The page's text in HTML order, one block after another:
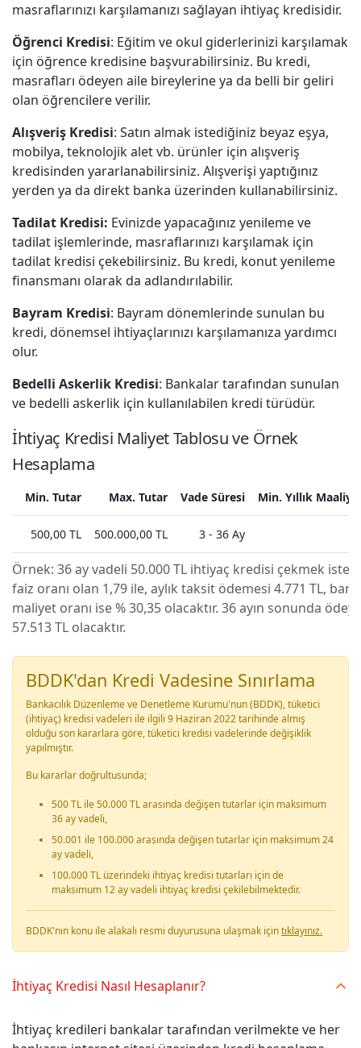
masraflarınızı karşılamanızı sağlayan ihtiyaç kredisidir.
Öğrenci Kredisi: Eğitim ve okul giderlerinizi karşılamak
için öğrence kredisine başvurabilirsiniz. Bu kredi,
masrafları ödeyen aile bireylerine ya da belli bir geliri
olan öğrencilere verilir.
Alışveriş Kredisi: Satın almak istediğiniz beyaz eşya,
mobilya, teknolojik alet vb. ürünler için alışveriş
kredisinden yararlanabilirsiniz. Alışverişi yaptığınız
yerden ya da direkt banka üzerinden kullanabilirsiniz.
Tadilat Kredisi: Evinizde yapacağınız yenileme ve
tadilat işlemlerinde, masraflarınızı karşılamak için
tadilat kredisi çekebilirsiniz. Bu kredi, konut yenileme
finansmanı olarak da adlandırılabilir.
Bayram Kredisi: Bayram dönemlerinde sunulan bu
kredi, dönemsel ihtiyaçlarınızı karşılamanıza yardımcı
olur.
Bedelli Askerlik Kredisi: Bankalar tarafından sunulan
ve bedelli askerlik için kullanılabilen kredi türüdür.
İhtiyaç Kredisi Maliyet Tablosu ve Örnek
Hesaplama
Örnek: 36 ay vadeli 50.000 TL ihtiyaç kredisi çekmek
faiz oranı olan 1,79 ile, aylık taksit ödemesi 4.771 TL,
maliyet oranı ise % 30,35 olacaktır. 36 ayın sonunda
57.513 TL olacaktır.
Min. Tutar Max. Tutar Vade Süresi Min. Yıllık
500,00 TL 500.000,00 TL 3 - 36 Ay
BDDK'dan Kredi Vadesine Sınırlama
Bankacılık Düzenleme ve Denetleme Kurumu'nun (BDDK), tüketici
(ihtiyaç) kredisi vadeleri ile ilgili 9 Haziran 2022 tarihinde almış
olduğu son kararlara göre, tüketici kredisi vadelerinde değişiklik
yapılmıştır.
Bu kararlar doğrultusunda;
500 TL ile 50.000 TL arasında değişen tutarlar için maksimum
36 ay vadeli,
50.001 ile 100.000 arasında değişen tutarlar için maksimum 24
ay vadeli,
100.000 TL üzerindeki ihtiyaç kredisi tutarları için de
maksimum 12 ay vadeli ihtiyaç kredisi çekilebilmektedir.
BDDK'nın konu ile alakalı resmi duyurusuna ulaşmak içintıklayınız.
İhtiyaç Kredisi Nasıl Hesaplanır?
İhtiyaç kredileri bankalar tarafından verilmekte ve her